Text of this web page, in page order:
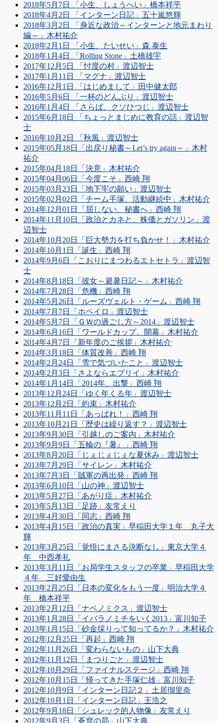
2018年5月7日 「小生、しょうへい」橋本祥平
2018年4月2日 「インターン日記」五十嵐悠輝
2018年3月2日 「身近な政治～インターンと地元まわり
編～」木村祐介
2018年2月1日 「小生、たいせい」森 泰生
2018年1月4日 「Rolling Stone」土橋雄宇
2017年12月5日 「忖度の村」渡辺智士
2017年1月11日 「マグナ」渡辺智士
2016年12月1日 「はじめまして」田中健太郎
2016年5月6日 「一杯のどんぶり」渡辺智士
2016年1月4日 「さらば、クソひつじ」渡辺智士
2015年6月18日 「ちょっとまじめに教育の話」渡辺智
士
2016年10月2日 「秋風」渡辺智士
2015年05月18日「出戻り秘書～Let’s try again～」木村
祐介
2015年04月18日「決意」木村祐介
2015年04月06日「今度こそ」西崎 翔
2015年03月23日「地下牢の願い」渡辺智士
2015年02月02日「チーム手塚、活動継続中」木村祐介
2014年12月01日「屈しない、秘書へ」西崎 翔
2014年11月10日「政治とカネと、株価とガソリン」渡
辺智士
2014年10月20日「巨大勢力を打ち負かせ！」木村祐介
2014年10月1日「誕生」西崎 翔
2014年9月6日「こおりにまつわるエトセトラ」渡辺智
士
2014年8月18日「彼女～避暑日記～」木村祐介
2014年7月28日「危機」西崎 翔
2014年5月26日「ルーズヴェルト・ゲーム」西崎 翔
2014年7月7日「ホペイロ」渡辺智士
2014年5月7日「ＧＷの過ごし方～2014」渡辺智士
2014年6月16日「ワールドカップ、開幕」木村祐介
2014年4月7日「新年度のご挨拶」木村祐介
2014年3月18日「体質改善」西崎 翔
2014年2月24日「雪で気づいたこと」渡辺智士
2014年2月3日「さよならエブリイ」木村祐介
2014年1月14日「2014年、出撃」西崎 翔
2013年12月24日「ゆく年くる年」渡辺智士
2013年12月2日「約束」木村祐介
2013年11月11日「あっぱれ！」西崎 翔
2013年10月21日「歴史は繰り返す？」渡辺智士
2013年9月30日「引越しのご案内」木村祐介
2013年9月9日「五輪の『暑』」西崎 翔
2013年8月20日「じぇじぇじぇな夏休み」渡辺智士
2013年7月29日「サイレン」木村祐介
2013年7月3日「賊軍の再出発」西崎 翔
2013年6月10日「山の神」渡辺智士
2013年5月27日「あがり症」木村祐介
2013年5月13日「足跡」友常えり
2013年4月30日「同志」西崎 翔
2013年4月15日「政治の真実」早稲田大学１年 丸子大
輝
2013年3月25日「覚悟にまさる決断なし」東京大学４
年 中西孝礼
2013年3月11日「お局学生スタッフの卒業」早稲田大学
４年 三好愛由生
2013年2月25日「日本の変化をもう一度」明治大学４
年 橋本祥平
2013年2月12日「ナベノミクス」渡辺智士
2013年1月28日「イバラノミチをいく2013」富川知子
2013年1月15日「砂金採りって知ってるか？」木村祐介
2012年12月25日「再起」西崎 翔
2012年11月26日「変わらないもの」山下大典
2012年11月12日「まつりごと」渡辺智士
2012年10月29日「ファイナルステージ」西崎 翔
2012年10月15日「帰ってきた手塚仁雄」富川知子
2012年10月9日「インターン日記２」土居瑠里奈
2012年10月1日「インターン日記」王浩之
2012年9月18日「シュレック的人物像」友常えり
2012年9月3日「蒼穹の昴」山下大典